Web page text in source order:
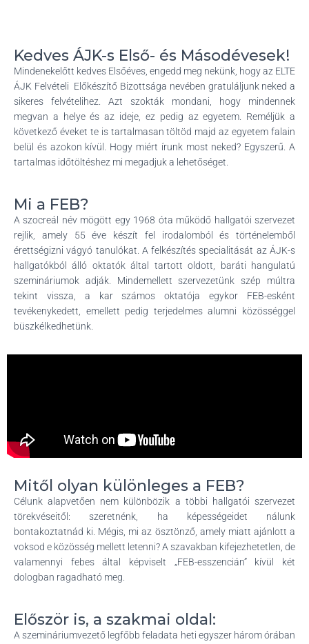
A
Kedves ÁJK-s Első- és Másodévesek!
Mindenekelőtt kedves Elsőéves, engedd meg nekünk, hogy az ELTE
ÁJK Felvételi Előkészítő Bizottsága nevében gratuláljunk neked a
sikeres felvételihez. Azt szokták mondani, hogy mindennek
megvan a helye és az ideje, ez pedig az egyetem. Reméljük a
következő éveket te is tartalmasan töltöd majd az egyetem falain
belül és azokon kívül. Hogy miért írunk most neked? Egyszerű. A
tartalmas időtöltéshez mi megadjuk a lehetőséget.
Mi a FEB?
A szocreál név mögött egy 1968 óta működő hallgatói szervezet
rejlik, amely 55 éve készít fel irodalomból és történelemből
érettségizni vágyó tanulókat. A felkészítés specialitását az ÁJK-s
hallgatókból álló oktatók által tartott oldott, baráti hangulatú
szemináriumok adják. Mindemellett szervezetünk szép múltra
tekint vissza, a kar számos oktatója egykor FEB-esként
tevékenykedett, emellett pedig terjedelmes alumni közösséggel
büszkélkedhetünk.
Mitől olyan különleges a FEB?
Célunk alapvetően nem különbözik a többi hallgatói szervezet
törekvéseitől: szeretnénk, ha képességeidet nálunk
bontakoztatnád ki. Mégis, mi az ösztönző, amely miatt ajánlott a
voksod e közösség mellett letenni? A szavakban kifejezhetetlen, de
valamennyi febes által képviselt „FEB-esszencián” kívül két
dologban ragadható meg.
Először is, a szakmai oldal:
A szemináriumvezető legfőbb feladata heti egyszer három órában